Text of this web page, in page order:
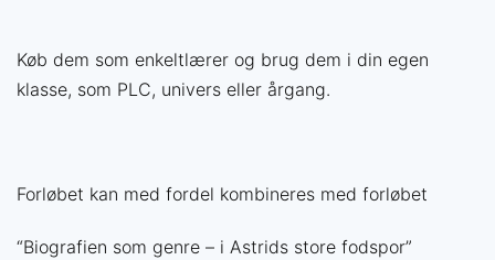
Køb dem som enkeltlærer og brug dem i din egen
klasse, som PLC, univers eller årgang.
Forløbet kan med fordel kombineres med forløbet
“Biografien som genre – i Astrids store fodspor”